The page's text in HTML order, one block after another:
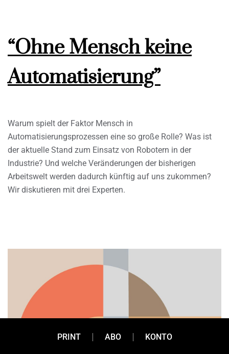
“Ohne Mensch keine
Automatisierung”
Warum spielt der Faktor Mensch in
Automatisierungsprozessen eine so große Rolle? Was ist
der aktuelle Stand zum Einsatz von Robotern in der
Industrie? Und welche Veränderungen der bisherigen
Arbeitswelt werden dadurch künftig auf uns zukommen?
Wir diskutieren mit drei Experten.
PRINT ABO KONTO